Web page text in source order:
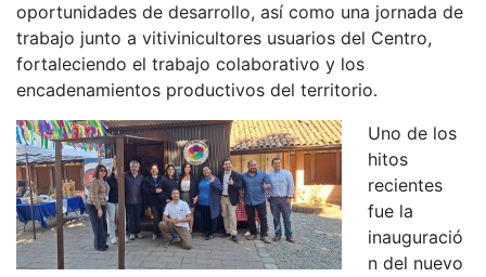
oportunidades de desarrollo, así como una jornada de
trabajo junto a vitivinicultores usuarios del Centro,
fortaleciendo el trabajo colaborativo y los
encadenamientos productivos del territorio.
Uno de los
hitos
recientes
fue la
inauguració
n del nuevo